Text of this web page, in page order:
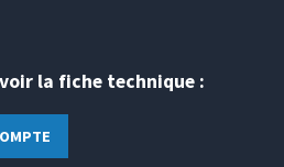
la fiche technique :